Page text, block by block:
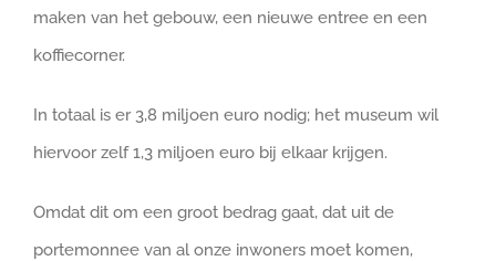
maken van het gebouw, een nieuwe entree en een
koffiecorner.
In totaal is er 3,8 miljoen euro nodig; het museum wil
hiervoor zelf 1,3 miljoen euro bij elkaar krijgen.
Omdat dit om een groot bedrag gaat, dat uit de
portemonnee van al onze inwoners moet komen,